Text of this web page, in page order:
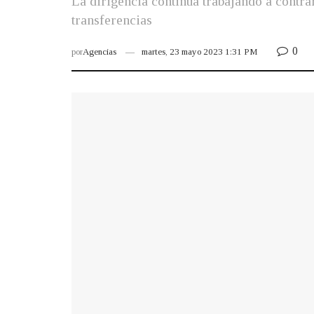
transferencias
porAgencias martes, 23 mayo 2023 1:31 PM 0